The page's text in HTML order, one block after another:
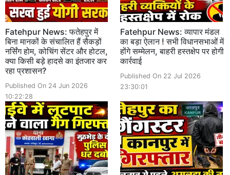
Fatehpur News: फतेहपुर में
बिना मानकों के संचालित हैं सैकड़ों
नर्सिंग होम, कोचिंग सेंटर और होटल,
क्या किसी बड़े हादसे का इंतजार कर
रहा प्रशासन?
Published On 24 Jun 2026
10:22:28
Fatehpur News: व्यापार मंडल
का बड़ा ऐलान ! सभी विधानसभाओं में
होंगे सम्मेलन, बाहरी हस्तक्षेप पर होगी
कार्रवाई
Published On 22 Jul 2026
23:30:01